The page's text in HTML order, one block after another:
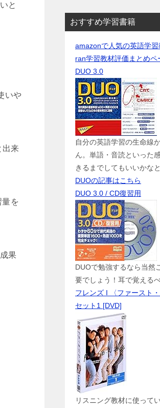
と
いや
出来
量を
果
おすすめ学習書籍
amazonで人気の英語学習
ran学習教材評価まとめペ
DUO 3.0
自分の英語学習の生命線
ん。単語・音読といった
きるまでしてもいいかな
DUOの記事はこちら
DUO 3.0 / CD復習用
DUOで勉強するなら当然
要でしょう！耳で覚えるべ
フレンズ I 〈ファースト・
セット1 [DVD]
リスニング教材に使って